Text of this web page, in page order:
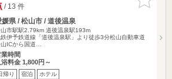
りに追加
/ 13 件
媛県 / 松山市 / 道後温泉
市駅駅2.79km 道後温泉駅193m
伊予鉄道線「道後温泉駅」より徒歩3分松山自動車道
ICから国道…
業時間
浴料金 1,800円～
帰り 宿泊 ホテル